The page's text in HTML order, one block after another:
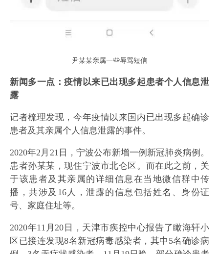
尹某某亲属一些辱骂短信
新闻多一点：疫情以来已出现多起患者个人信息泄
露
记者梳理发现，今年疫情以来国内已出现多起确诊
患者及其亲属个人信息泄露的事件。
2020年2月21日，宁波公布新增一例新冠肺炎病例。
患者孙某某，现住宁波市北仑区。而在此之前，关
于该患者及其亲属的详细信息在当地微信群中传
播，共涉及16人，泄露的信息包括姓名、身份证
号、家庭住址等。
2020年11月20日，天津市疾控中心报告了瞰海轩小
区已接连发现8名新冠病毒感染者，其中5名确诊病